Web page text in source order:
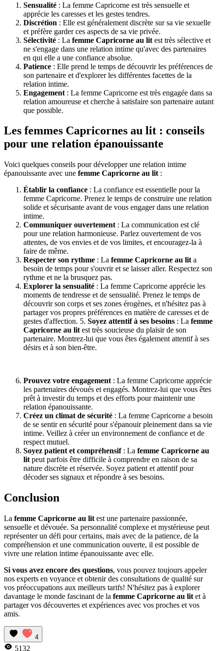
Sensualité : La femme Capricorne est très sensuelle et
apprécie les caresses et les gestes tendres.
Discrétion : Elle est généralement discrète sur sa vie sexuelle
et préfère garder ces aspects de sa vie privée.
Sélectivité : La femme Capricorne au lit est très sélective et
ne s'engage dans une relation intime qu'avec des partenaires
en qui elle a une confiance absolue.
Patience : Elle prend le temps de découvrir les préférences de
son partenaire et d'explorer les différentes facettes de la
relation intime.
Engagement : La femme Capricorne est très engagée dans sa
relation amoureuse et cherche à satisfaire son partenaire autant
que possible.
Les femmes Capricornes au lit : conseils
pour une relation épanouissante
Voici quelques conseils pour développer une relation intime
épanouissante avec une femme Capricorne au lit :
Établir la confiance : La confiance est essentielle pour la
femme Capricorne. Prenez le temps de construire une relation
solide et sécurisante avant de vous engager dans une relation
intime.
Communiquer ouvertement : La communication est clé
pour une relation harmonieuse. Parlez ouvertement de vos
attentes, de vos envies et de vos limites, et encouragez-la à
faire de même.
Respecter son rythme : La femme Capricorne au lit a
besoin de temps pour s'ouvrir et se laisser aller. Respectez son
rythme et ne la brusquez pas.
Explorer la sensualité : La femme Capricorne apprécie les
moments de tendresse et de sensualité. Prenez le temps de
découvrir son corps et ses zones érogènes, et n'hésitez pas à
partager vos propres préférences en matière de caresses et de
gestes d'affection. 5. Soyez attentif à ses besoins : La femme
Capricorne au lit est très soucieuse du plaisir de son
partenaire. Montrez-lui que vous êtes également attentif à ses
désirs et à son bien-être.
Prouvez votre engagement : La femme Capricorne apprécie
les partenaires dévoués et engagés. Montrez-lui que vous êtes
prêt à investir du temps et des efforts pour maintenir une
relation épanouissante.
Créez un climat de sécurité : La femme Capricorne a besoin
de se sentir en sécurité pour s'épanouir pleinement dans sa vie
intime. Veillez à créer un environnement de confiance et de
respect mutuel.
Soyez patient et compréhensif: La femme Capricorne au
lit peut parfois être difficile à comprendre en raison de sa
nature discrète et réservée. Soyez patient et attentif pour
décoder ses signaux et répondre à ses besoins.
Conclusion
La femme Capricorne au lit est une partenaire passionnée,
sensuelle et dévouée. Sa personnalité complexe et mystérieuse peut
représenter un défi pour certains, mais avec de la patience, de la
compréhension et une communication ouverte, il est possible de
vivre une relation intime épanouissante avec elle.
Si vous avez encore des questions, vous pouvez toujours appeler
nos experts en voyance et obtenir des consultations de qualité sur
vos préoccupations aux meilleurs tarifs! N'hésitez pas à explorer
davantage le monde fascinant de la femme Capricorne au lit et à
partager vos découvertes et expériences avec vos proches et vos
amis.
4
5132